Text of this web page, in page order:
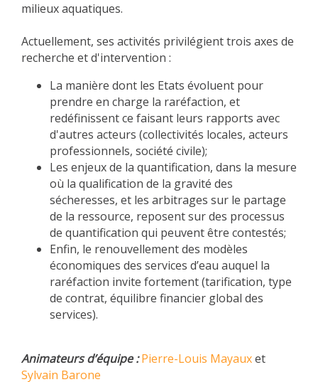
milieux aquatiques.
Actuellement, ses activités privilégient trois axes de
recherche et d'intervention :
La manière dont les Etats évoluent pour
prendre en charge la raréfaction, et
redéfinissent ce faisant leurs rapports avec
d'autres acteurs (collectivités locales, acteurs
professionnels, société civile);
Les enjeux de la quantification, dans la mesure
où la qualification de la gravité des
sécheresses, et les arbitrages sur le partage
de la ressource, reposent sur des processus
de quantification qui peuvent être contestés;
Enfin, le renouvellement des modèles
économiques des services d’eau auquel la
raréfaction invite fortement (tarification, type
de contrat, équilibre financier global des
services).
Animateurs d’équipe : Pierre-Louis Mayauxet
Sylvain Barone